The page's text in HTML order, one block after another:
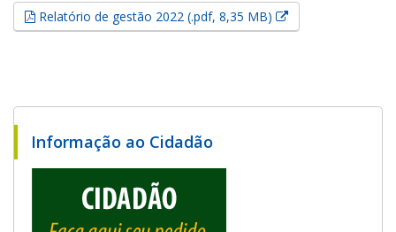
Relatório de gestão 2022 (.pdf, 8,35 MB) Esse link abrirá
Informação ao Cidadão